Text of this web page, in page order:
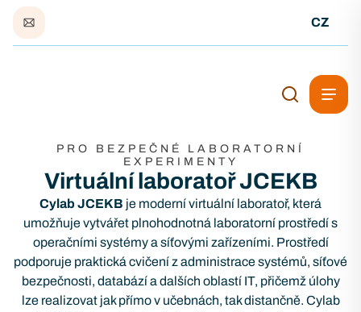
CZ
PRO BEZPEČNÉ LABORATORNÍ
EXPERIMENTY
Virtuální laboratoř JCEKB
Cylab JCEKB je moderní virtuální laboratoř, která
umožňuje vytvářet plnohodnotná laboratorní prostředí s
operačními systémy a síťovými zařízeními. Prostředí
podporuje praktická cvičení z administrace systémů, síťové
bezpečnosti, databází a dalších oblastí IT, přičemž úlohy
lze realizovat jak přímo v učebnách, tak distančně. Cylab